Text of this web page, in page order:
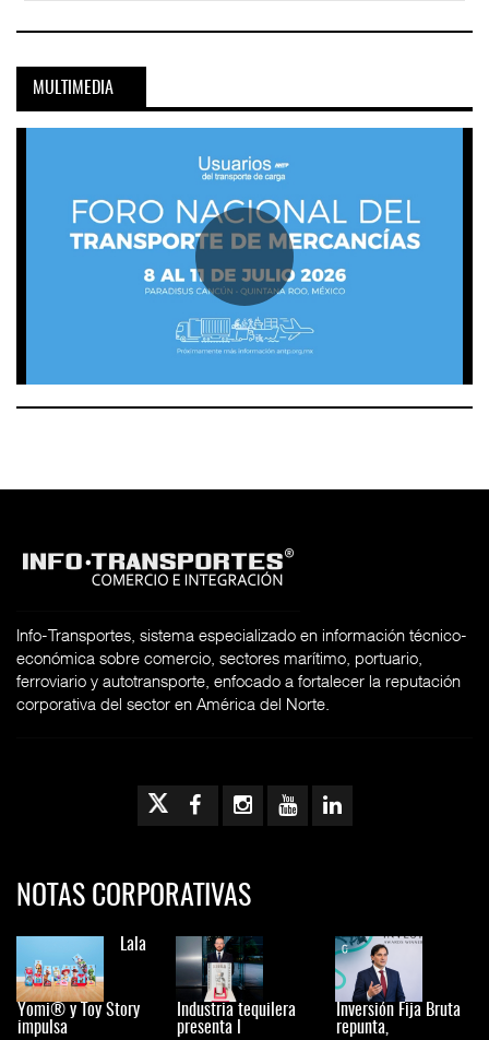
MULTIMEDIA
Info-Transportes, sistema especializado en información técnico-
económica sobre comercio, sectores marítimo, portuario,
ferroviario y autotransporte, enfocado a fortalecer la reputación
corporativa del sector en América del Norte.
NOTAS CORPORATIVAS
Lala
Yomi® y Toy Story
impulsa
Industria tequilera
presenta l
Inversión Fija Bruta
repunta,